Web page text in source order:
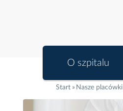
O szpitalu
Start Nasze placówki